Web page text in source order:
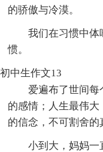
的骄傲与冷漠。
我们在习惯中体
惯。
初中生作文13
爱遍布了世间
的感情；人生最伟
的信念，不可割舍的
小到大，妈妈一